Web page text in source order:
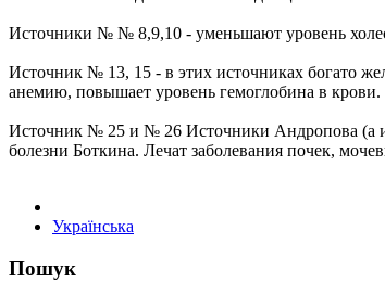
Источники № № 8,9,10 - уменьшают уровень
Источник № 13, 15 - в этих источниках богато
анемию, повышает уровень гемоглобина в крови.
Источник № 25 и № 26 Источники Андропова (а
болезни Боткина. Лечат заболевания почек,
Українська
Пошук